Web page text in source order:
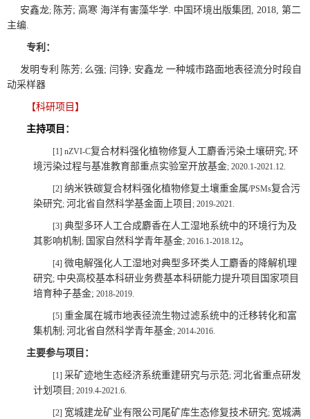
安鑫龙; 陈芳; 高寒 海洋有害藻华学. 中国环境出版集团 , 2018, 第二
主编.
专利：
发明专利 陈芳; 么强; 闫铮; 安鑫龙 一种城市路面地表径流分时段自
动采样器
【科研项目】
主持项目 ：
[1] nZVI-C复合材料强化植物修复人工麝香污染土壤研究; 环
境污染过程与基准教育部重点实验室开放基金; 2020.1-2021.12.
[2] 纳米铁碳复合材料强化植物修复土壤重金属/PSMs复合污
染研究; 河北省自然科学基金面上项目 ; 2019-2021.
[3] 典型多环人工合成麝香在人工湿地系统中的环境行为及
其影响机制 ; 国家自然科学青年基金; 2016.1-2018.12。
[4] 微电解强化人工湿地对典型多环类人工麝香的降解机理
研究; 中央高校基本科研业务费基本科研能力提升项目国家项目
培育种子基金; 2018-2019.
[5] 重金属在城市地表径流生物过滤系统中的迁移转化和富
集机制 ; 河北省自然科学青年基金; 2014-2016.
主要参与项目：
[1] 采矿迹地生态经济系统重建研究与示范; 河北省重点研发
计划项目 ; 2019.4-2021.6.
[2] 宽城建龙矿业有限公司尾矿库生态修复技术研究; 宽城满